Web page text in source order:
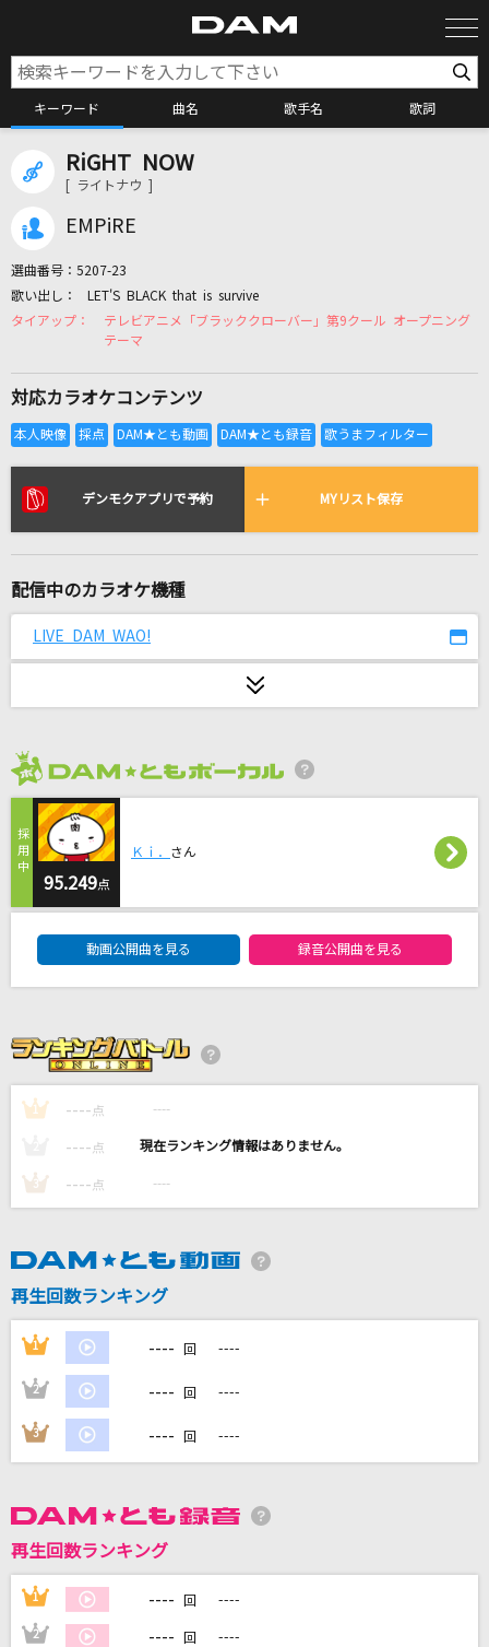
キーワード 曲名 歌手名 歌詞
カラオケ検索
カラオケリクエスト
全国りれき
リアルタイムで歌われている曲の一覧
灰色と青(+菅田将暉)
追熟
朱夏
カブトムシ
aiko
残酷な天使のテーゼ
高橋洋子
夜に駆ける
YOASOBI
秦 基博
クリス・ハート
もっと見る
DAMの新曲・ランキングなど
カラオケをもっと楽しもう！
RiGHT NOW
[ ライトナウ ]
EMPiRE
選曲番号： 5207-23
LET'S BLACK that is survive
テレビアニメ「ブラッククローバー」第9クール オープニング
テーマ
対応カラオケコンテンツ
デンモクアプリで予約 MYリスト保存
配信中のカラオケ機種
LIVE DAM WAO!
95.249点
Ｋｉ． さん
動画公開曲を見る 録音公開曲を見る
1 ---- 点 ----
---- 点 ----
3 ---- 点 ----
再生回数ランキング
1 ---- 回 ----
2 ---- 回 ----
3 ---- 回 ----
再生回数ランキング
1 ---- 回 ----
2 ---- 回 ----